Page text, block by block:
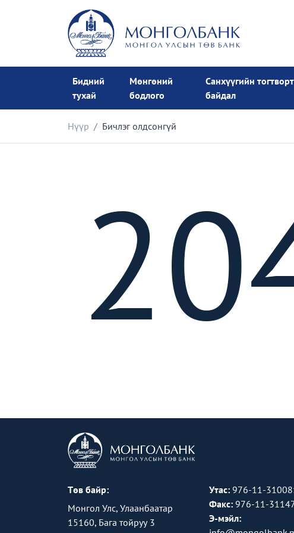
Бидний
тухай
Мөнгөний
бодлого
Санхүүгийн
байдал
Нүүр Бичлэг олдсонгүй
Төв байр:
Монгол Улс, Улаанбаатар
15160, Бага тойруу 3
Утас:976-11-
Факс:976-11-
Э-мэйл: